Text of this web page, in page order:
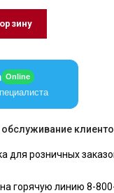
Online
для розничных
горячую линию 8-